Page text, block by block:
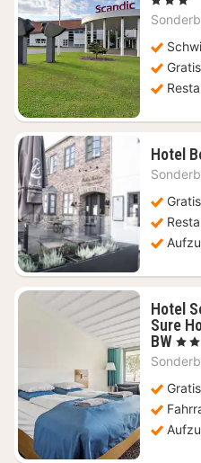
Hotel
Hotel
Sure
BW1
€
, 4